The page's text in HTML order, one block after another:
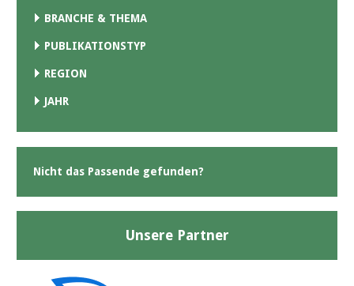
BRANCHE & THEMA
PUBLIKATIONSTYP
REGION
JAHR
Nicht das Passende gefunden?
Unsere Partner